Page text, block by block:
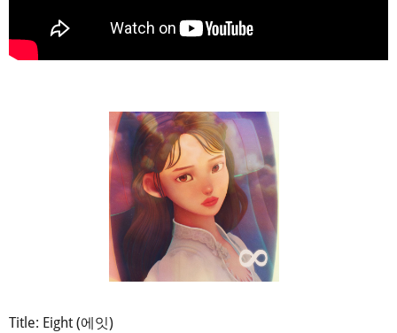
Title: Eight (에잇)